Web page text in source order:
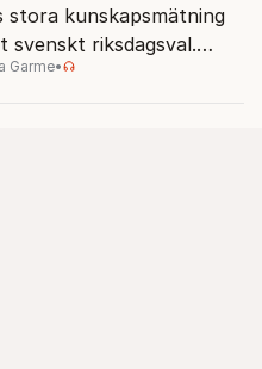
stora kunskapsmätning
svenskt riksdagsval.
kan ge skolfrågan ny
Garme•